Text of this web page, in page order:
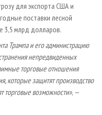
для экспорта США и
поставки лесной
3,5 млрд долларов.
Трампа и его администрацию
непредвиденных
торговые отношения
которые защитят производство
торговые возможности», —